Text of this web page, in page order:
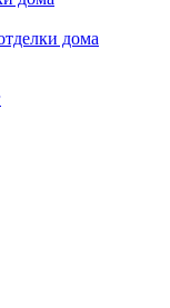
дома